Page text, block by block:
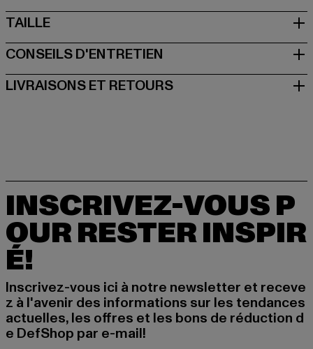
TAILLE
CONSEILS D'ENTRETIEN
LIVRAISONS ET RETOURS
INSCRIVEZ-VOUS P
OUR RESTER INSPIR
É!
Inscrivez-vous ici à notre newsletter et receve
z à l'avenir des informations sur les tendances
actuelles, les offres et les bons de réduction d
e DefShop par e-mail!